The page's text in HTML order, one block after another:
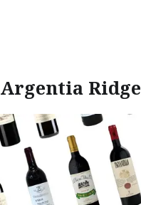
Argentia